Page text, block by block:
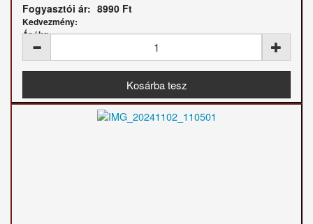
Fogyasztói ár: 8990 Ft
Kedvezmény:
Ár / kg: